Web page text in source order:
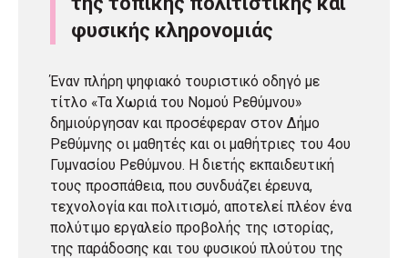
φυσικής κληρονομιάς
Έναν πλήρη ψηφιακό τουριστικό οδηγό με
τίτλο «Τα Χωριά του Νομού Ρεθύμνου»
δημιούργησαν και προσέφεραν στον Δήμο
Ρεθύμνης οι μαθητές και οι μαθήτριες του 4ου
Γυμνασίου Ρεθύμνου. Η διετής εκπαιδευτική
τους προσπάθεια, που συνδυάζει έρευνα,
τεχνολογία και πολιτισμό, αποτελεί πλέον ένα
πολύτιμο εργαλείο προβολής της ιστορίας,
της παράδοσης και του φυσικού πλούτου της